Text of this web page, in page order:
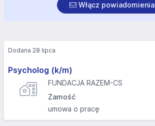
Włącz powiadomienia
Psycholog (k/m)
FUNDACJA RAZEM-CS
Zamość
umowa o pracę
Dodana 28 lipca